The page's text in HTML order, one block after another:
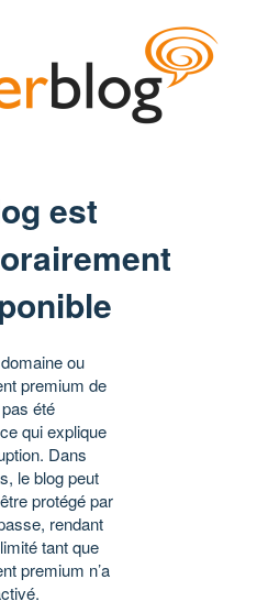
est
ou
premium de
été
qui explique
Dans
le blog peut
protégé par
rendant
tant que
premium n’a